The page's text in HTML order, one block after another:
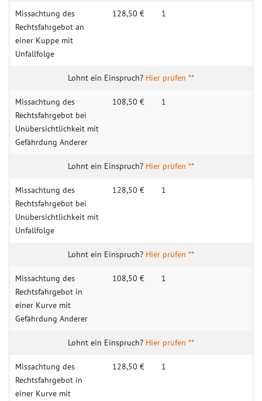
Missachtung des
Rechtsfahrgebot an
einer Kuppe mit
Unfallfolge
128,50 € 1
Hier prüfen **
Missachtung des
Rechtsfahrgebot bei
Unübersichtlichkeit mit
Gefährdung Anderer
108,50 € 1
Hier prüfen **
Missachtung des
Rechtsfahrgebot bei
Unübersichtlichkeit mit
Unfallfolge
128,50 € 1
Hier prüfen **
Missachtung des
Rechtsfahrgebot in
einer Kurve mit
Gefährdung Anderer
108,50 € 1
Hier prüfen **
Missachtung des
Rechtsfahrgebot in
einer Kurve mit
128,50 € 1